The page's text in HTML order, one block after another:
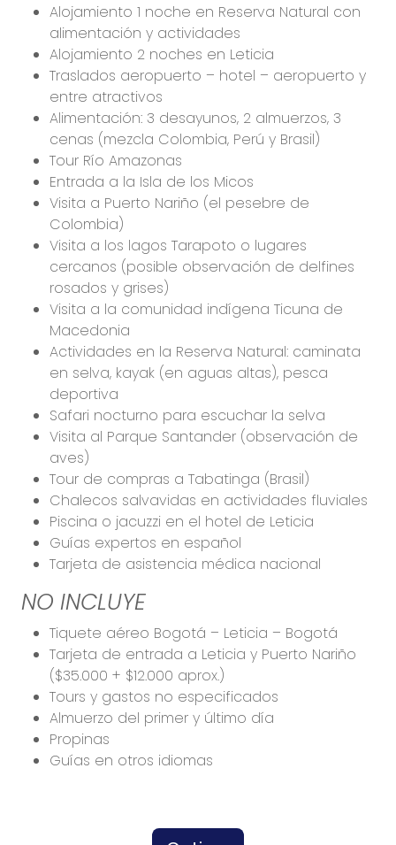
Alojamiento 1 noche en Reserva Natural con
alimentación y actividades
Alojamiento 2 noches en Leticia
Traslados aeropuerto – hotel – aeropuerto y
entre atractivos
Alimentación: 3 desayunos, 2 almuerzos, 3
cenas (mezcla Colombia, Perú y Brasil)
Tour Río Amazonas
Entrada a la Isla de los Micos
Visita a Puerto Nariño (el pesebre de
Colombia)
Visita a los lagos Tarapoto o lugares
cercanos (posible observación de delfines
rosados y grises)
Visita a la comunidad indígena Ticuna de
Macedonia
Actividades en la Reserva Natural: caminata
en selva, kayak (en aguas altas), pesca
deportiva
Safari nocturno para escuchar la selva
Visita al Parque Santander (observación de
aves)
Tour de compras a Tabatinga (Brasil)
Chalecos salvavidas en actividades fluviales
Piscina o jacuzzi en el hotel de Leticia
Guías expertos en español
Tarjeta de asistencia médica nacional
NO INCLUYE
Tiquete aéreo Bogotá – Leticia – Bogotá
Tarjeta de entrada a Leticia y Puerto Nariño
($35.000 + $12.000 aprox.)
Tours y gastos no especificados
Almuerzo del primer y último día
Propinas
Guías en otros idiomas